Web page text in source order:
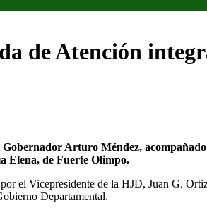
de Atención
Arturo Méndez,
Elena, de Fuerte Olimpo.
el Vicepresidente de la HJD, Juan G.
Departamental.